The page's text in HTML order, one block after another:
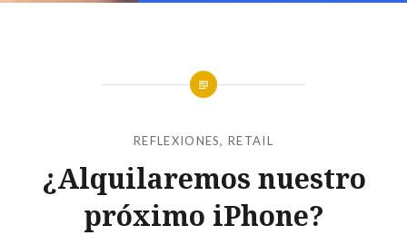
REFLEXIONES,RETAIL
¿Alquilaremos nuestro
próximo iPhone?